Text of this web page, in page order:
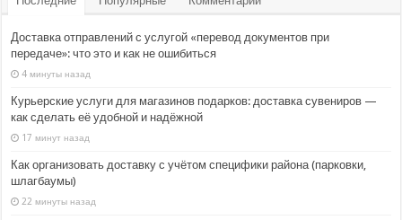
Доставка отправлений с услугой «перевод документов при
передаче»: что это и как не ошибиться
4 минуты назад
Курьерские услуги для магазинов подарков: доставка сувениров —
как сделать её удобной и надёжной
17 минут назад
Как организовать доставку с учётом специфики района (парковки,
шлагбаумы)
22 минуты назад